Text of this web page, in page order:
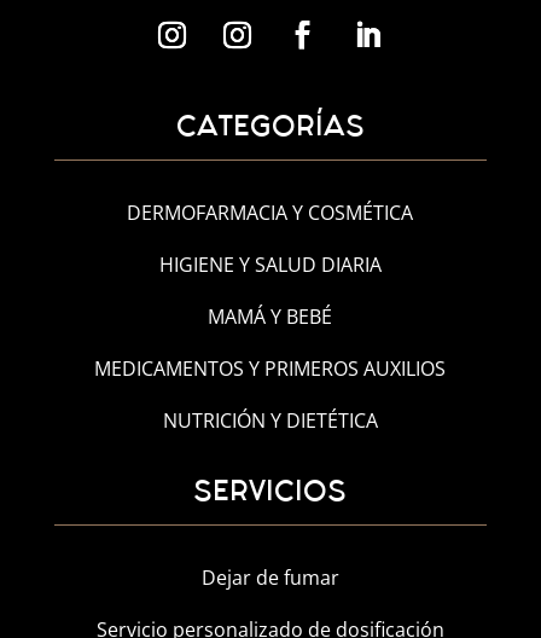
CATEGORÍAS
DERMOFARMACIA Y COSMÉTICA
HIGIENE Y SALUD DIARIA
MAMÁ Y BEBÉ
MEDICAMENTOS Y PRIMEROS AUXILIOS
NUTRICIÓN Y DIETÉTICA
SERVICIOS
Dejar de fumar
Servicio personalizado de dosificación